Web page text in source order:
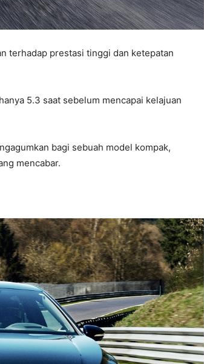
terhadap prestasi tinggi dan ketepatan
5.3 saat sebelum mencapai kelajuan
bagi sebuah model kompak,
mencabar.